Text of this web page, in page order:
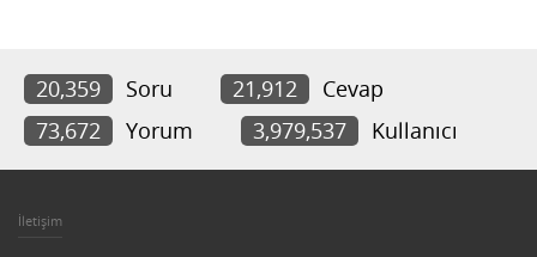
20,359 Soru 21,912
Cevap
73,672
Yorum 3,979,537 Kullanıcı
İletişim